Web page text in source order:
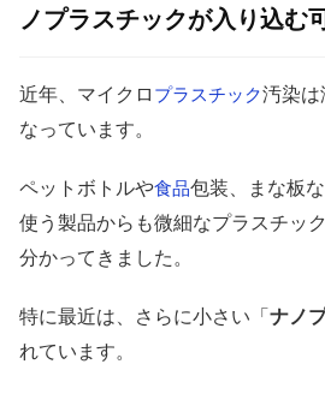
ノプラスチックが入り込む
近年、マイクロ プラスチック汚染は
なっています。
ペットボトルや食品包装、まな板
使う製品からも微細なプラスチッ
分かってきました。
特に最近は、さらに小さい「ナノ
れています。